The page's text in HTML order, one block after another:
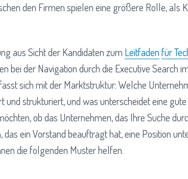
den Firmen spielen eine größere Rolle, als
aus Sicht der Kandidaten zum Leitfadenfür
bei der Navigation durch die Executive Search
sich mit der Marktstruktur: Welche
strukturiert, und was unterscheidet eine
ob das Unternehmen, das Ihre Suche
ein Vorstand beauftragt hat, eine Position
die folgenden Muster helfen.